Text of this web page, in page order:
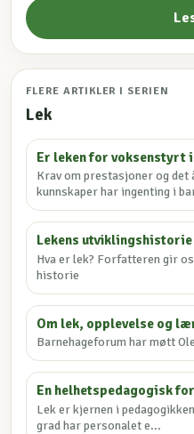
FLERE ARTIKLER I SERIEN
Lek
Er leken for voksenstyrt
Krav om prestasjoner og det
kunnskaper har ingenting i
Lekens utviklingshistorie
Hva er lek? Forfatteren gir
historie
Om lek, opplevelse og
Barnehageforum har møtt
En helhetspedagogisk
Lek er kjernen i
grad har personalet e...